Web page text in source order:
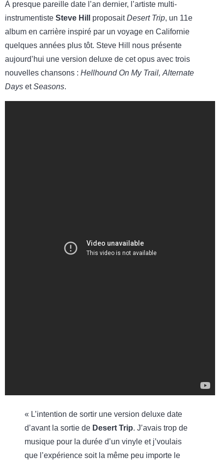
À presque pareille date l’an dernier, l’artiste multi-
instrumentiste Steve Hill proposaitDesert Trip, un 11e
album en carrière inspiré par un voyage en Californie
quelques années plus tôt. Steve Hill nous présente
aujourd’hui une version deluxe de cet opus avec trois
nouvelles chansons : Hellhound On My Trail, Alternate
Days etSeasons.
« L’intention de sortir une version deluxe date
d’avant la sortie de Desert Trip. J’avais trop de
musique pour la durée d’un vinyle et j’voulais
que l’expérience soit la même peu importe le